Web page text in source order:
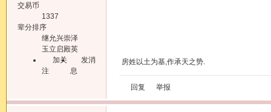
交易币
1337
辈分排序
继允兴崇泽
玉立启殿英
加关
注
发消
息
房姓以土为基,作承天之势.
回复 举报